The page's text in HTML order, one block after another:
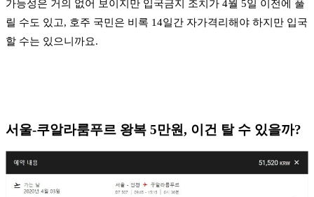
가능성은 거의 없어 보이지만 입국금지 조치가 4월 5일 이전에 풀
릴 수도 있고, 호주 국민은 비록 14일간 자가격리해야 하지만 입국
할 수는 있으니까요.
서울-쿠알라룸푸르 왕복 5만원, 이건 탈 수 있을까?